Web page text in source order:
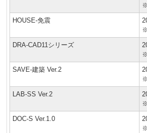
HOUSE-免震
DRA-CAD11シリーズ
SAVE-建築 Ver.2
LAB-SS Ver.2
DOC-S Ver.1.0